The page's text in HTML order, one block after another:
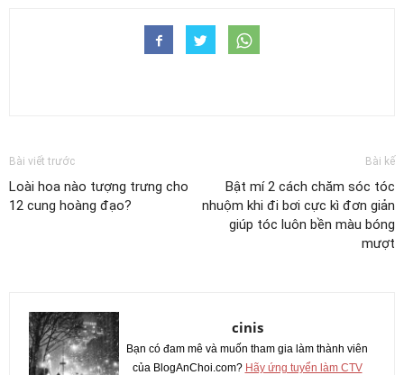
Bài viết trước
Loài hoa nào tượng trưng cho
12 cung hoàng đạo?
Bài kế
Bật mí 2 cách chăm sóc tóc
nhuộm khi đi bơi cực kì đơn giản
giúp tóc luôn bền màu bóng
mượt
cinis
Bạn có đam mê và muốn tham gia làm thành viên
của BlogAnChoi.com? Hãy ứng tuyển làm CTV